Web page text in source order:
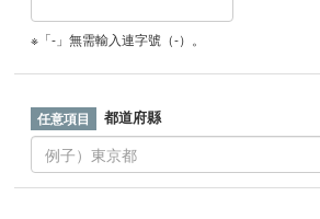
※「-」無需輸入連字號（-）。
都道府縣